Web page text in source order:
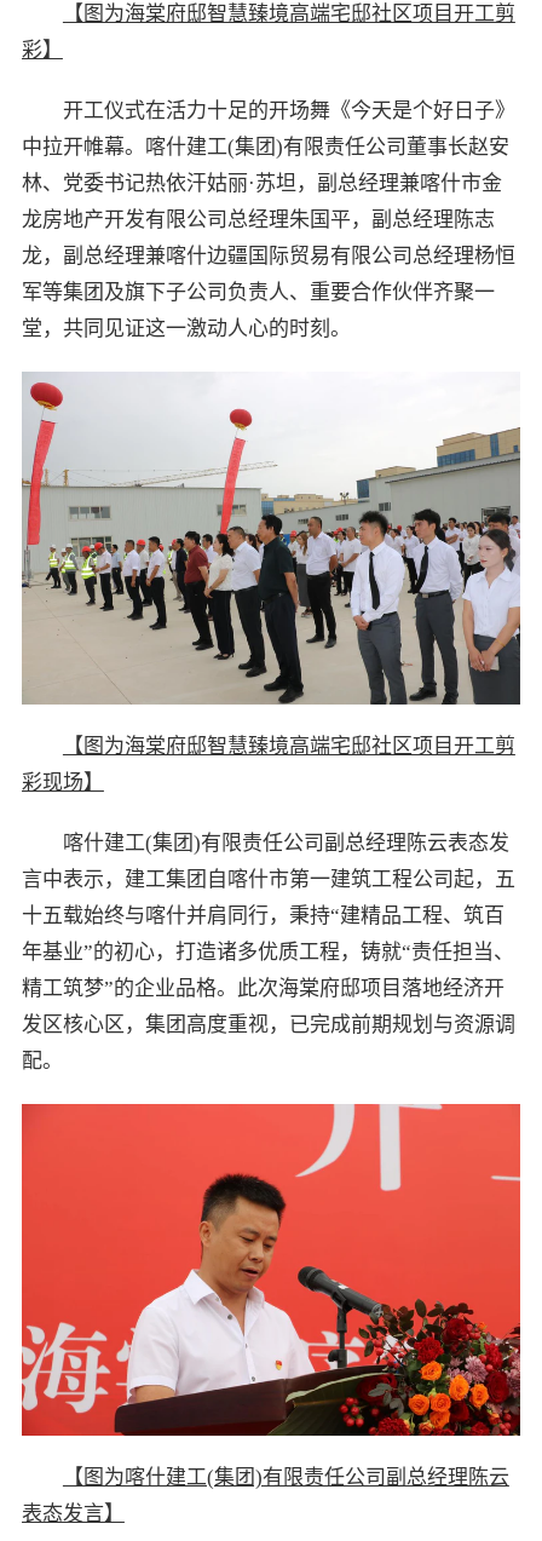
【图为海棠府邸智慧臻境高端宅邸社区项目开工剪
彩】
开工仪式在活力十足的开场舞《今天是个好日子》
中拉开帷幕。喀什建工(集团)有限责任公司董事长赵安
林、党委书记热依汗姑丽·苏坦，副总经理兼喀什市金
龙房地产开发有限公司总经理朱国平，副总经理陈志
龙，副总经理兼喀什边疆国际贸易有限公司总经理杨恒
军等集团及旗下子公司负责人、重要合作伙伴齐聚一
堂，共同见证这一激动人心的时刻。
【图为海棠府邸智慧臻境高端宅邸社区项目开工剪
彩现场】
喀什建工(集团)有限责任公司副总经理陈云表态发
言中表示，建工集团自喀什市第一建筑工程公司起，五
十五载始终与喀什并肩同行，秉持“建精品工程、筑百
年基业”的初心，打造诸多优质工程，铸就“责任担当、
精工筑梦”的企业品格。此次海棠府邸项目落地经济开
发区核心区，集团高度重视，已完成前期规划与资源调
配。
【图为喀什建工(集团)有限责任公司副总经理陈云
表态发言】